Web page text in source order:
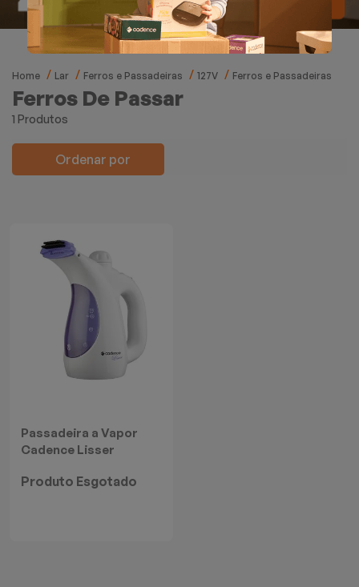
Home Lar Ferros e Passadeiras 127V Ferros e Passadeiras
Ferros De Passar
1 Produtos
Ordenar por
Passadeira a Vapor
Cadence Lisser
Produto Esgotado
Mixers
Processadores
Máquina de Waffle
Cooktops
Batedeiras